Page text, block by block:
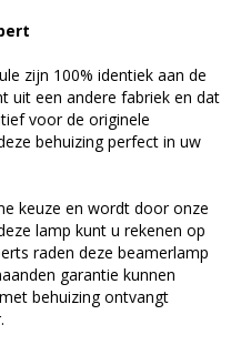
zijn 100% identiek aan de
uit een andere fabriek en dat
voor de originele
behuizing perfect in uw
keuze en wordt door onze
lamp kunt u rekenen op
raden deze beamerlamp
garantie kunnen
behuizing ontvangt